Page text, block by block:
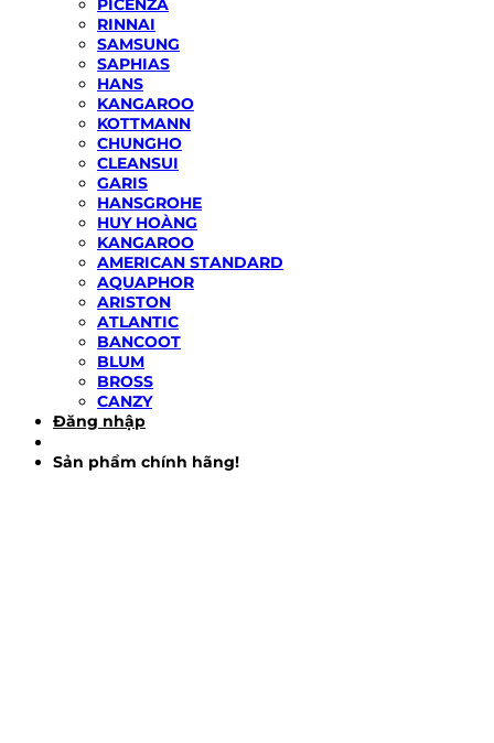
PICENZA
RINNAI
SAMSUNG
SAPHIAS
HANS
KANGAROO
KOTTMANN
CHUNGHO
CLEANSUI
GARIS
HANSGROHE
HUY HOÀNG
KANGAROO
AMERICAN STANDARD
AQUAPHOR
ARISTON
ATLANTIC
BANCOOT
BLUM
BROSS
CANZY
Đăng nhập
Sản phẩm chính hãng!